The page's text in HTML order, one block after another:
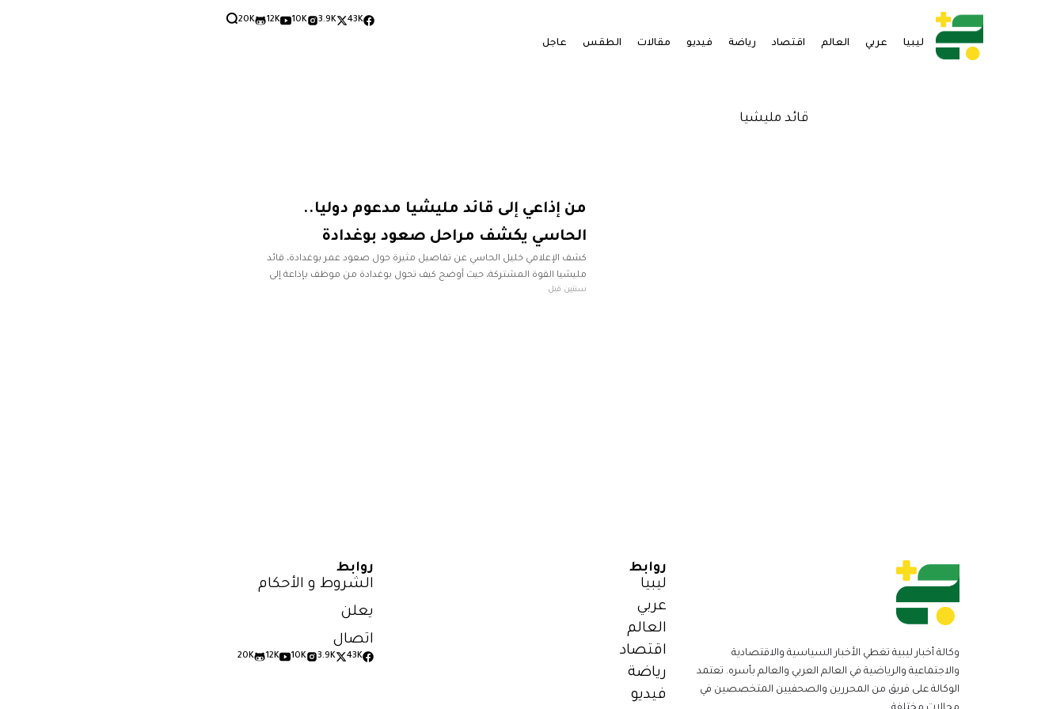
ليبيا عربي العالم اقتصاد رياضة فيديو مقالات الطقس عاجل
43K
3.9K
10K
12K
20K
قائد مليشيا
من إذاعي إلى قائد مليشيا مدعوم دوليا..
الحاسي يكشف مراحل صعود بوغدادة
كشف الإعلامي خليل الحاسي عن تفاصيل مثيرة حول صعود عمر بوغدادة، قائد
مليشيا القوة المشتركة، حيث أوضح كيف تحول بوغدادة من موظف بإذاعة إلى
رجل أعمال بفضل شركة الثريا، والتي
سنتين قبل
وكالة أخبار ليبية تغطي الأخبار السياسية والاقتصادية
والاجتماعية والرياضية في العالم العربي والعالم بأسره. تعتمد
الوكالة على فريق من المحررين والصحفيين المتخصصين في
روابط
ليبيا
عربي
العالم
اقتصاد
رياضة
فيديو
روابط
الشروط و الأحكام
يعلن
اتصال
43K
3.9K
10K
12K
20K